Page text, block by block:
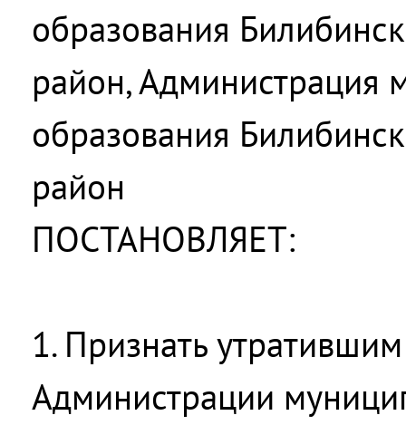
образования
район, Администрация
образования
район
ПОСТАНОВЛЯЕТ:
1. Признать
Администрации